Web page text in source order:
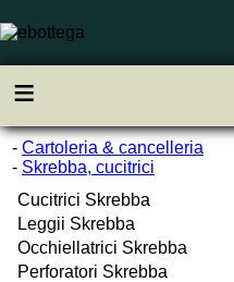
≡
- Cartoleria & cancelleria
- Skrebba, cucitrici
Cucitrici Skrebba
Leggii Skrebba
Occhiellatrici Skrebba
Perforatori Skrebba